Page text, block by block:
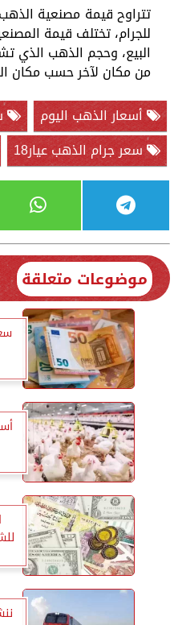
للجرام، تختلف قيمة
البيع، وحجم الذهب الذي
من مكان لآخر حسب مكان
أسعار الذهب اليوم
سعر جرام الذهب عيار18
موضوعات متعلقة